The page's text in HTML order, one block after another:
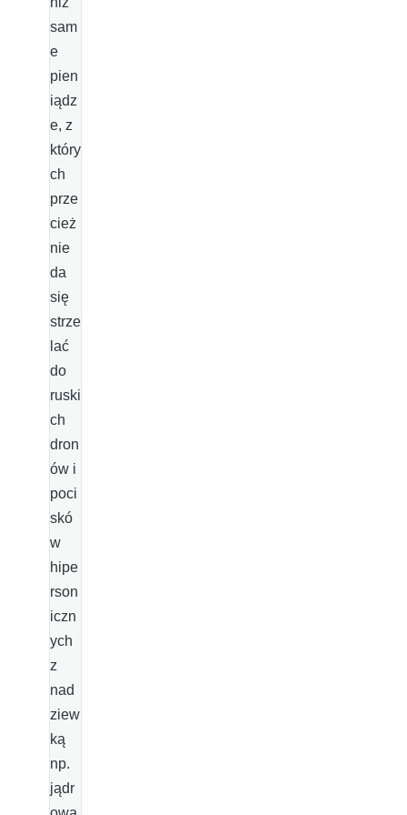
sam
e
pien
iądz
e, z
który
ch
prze
cież
nie
da
się
strze
lać
do
ruski
ch
dron
ów i
poci
skó
w
hipe
rson
iczn
ych
z
nad
ziew
ką
np.
jądr